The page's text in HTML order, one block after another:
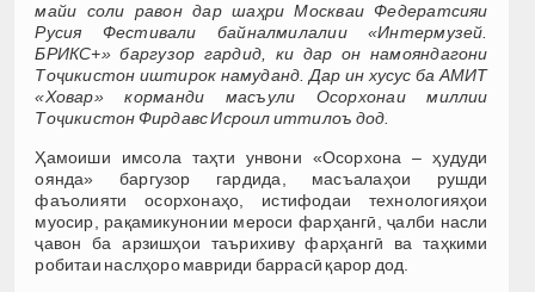
майи соли равон дар шаҳри Москваи Федератсияи
Русия Фестивали байналмилалии «Интермузей.
БРИКС+» баргузор гардид, ки дар он намояндагони
Тоҷикистон иштирок намуданд. Дар ин хусус ба АМИТ
«Ховар» корманди масъули Осорхонаи миллии
Тоҷикистон Фирдавс Исроил иттилоъ дод.
Ҳамоиши имсола таҳти унвони «Осорхона – ҳудуди
оянда» баргузор гардида, масъалаҳои рушди
фаъолияти осорхонаҳо, истифодаи технологияҳои
муосир, рақамикунонии мероси фарҳангӣ, ҷалби насли
ҷавон ба арзишҳои таърихиву фарҳангӣ ва таҳкими
робитаи наслҳоро мавриди баррасӣ қарор дод.